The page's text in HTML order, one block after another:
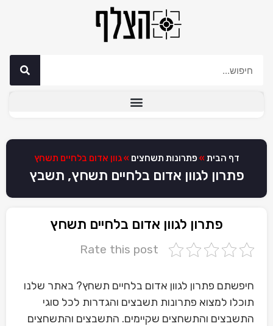
דף הבית » פתרונות תשחצים »גוון אדום בלחיים תשחץ
פתרון לגוון אדום בלחיים תשחץ, תשבץ
פתרון לגוון אדום בלחיים תשחץ
Rate this post
חיפשתם פתרון לגוון אדום בלחיים תשחץ? באתר שלנו
תוכלו למצוא פתרונות תשבצים והגדרות לכל סוגי
התשבצים והתשחצים שקיימים. התשבצים והתשחצים